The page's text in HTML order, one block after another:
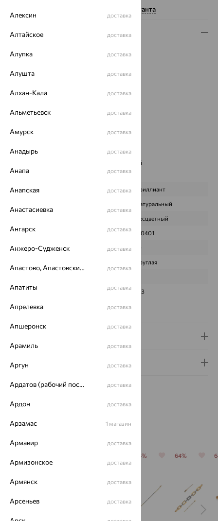
Нужна помощь консультанта
Описание
Вид изделия:
Металл:
Проба:585
Вставка:
Бриллиант
Бренд:SOKOLOV
Вес металла:
Бесцветный
Характеристика вставки:
ВИД КАМНЯ Бриллиант
Натуральный
Бесцветный
ВЕС 0,0401
КОЛИЧЕСТВО
Круглая
ЧИСТОТА 2/3
Сертификаты на камни
Гарантия и возврат
Похожие изделия
64% 64%
Алексин доставка
Алтайское доставка
Алупка доставка
Алушта доставка
Алхан-Кала доставка
Альметьевск доставка
Амурск доставка
Анадырь доставка
Анапа доставка
Анапская доставка
Анастасиевка доставка
Ангарск доставка
Анжеро-Судженск доставка
Апастово, Апастовский район доставка
Апатиты доставка
Апрелевка доставка
Апшеронск доставка
Арамиль доставка
Аргун доставка
Ардатов (рабочий поселок) доставка
Ардон доставка
Арзамас 1 магазин
Армавир доставка
Армизонское доставка
Армянск доставка
Арсеньев доставка